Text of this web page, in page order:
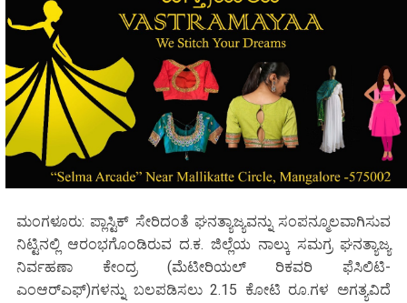
ಮಂಗಳೂರು: ಪ್ಲಾಸ್ಟಿಕ್ ಸೇರಿದಂತೆ ಘನತ್ಯಾಜ್ಯವನ್ನು ಸಂಪನ್ಮೂಲವಾಗಿಸುವ
ನಿಟ್ಟಿನಲ್ಲಿ ಆರಂಭಗೊಂಡಿರುವ ದ.ಕ. ಜಿಲ್ಲೆಯ ನಾಲ್ಕು ಸಮಗ್ರ ಘನತ್ಯಾಜ್ಯ
ನಿರ್ವಹಣಾ ಕೇಂದ್ರ (ಮೆಟೀರಿಯಲ್ ರಿಕವರಿ ಫೆಸಿಲಿಟಿ-
ಎಂಆರ್‌ಎಫ್)ಗಳನ್ನು ಬಲಪಡಿಸಲು 2.15 ಕೋಟಿ ರೂ.ಗಳ ಅಗತ್ಯವಿದೆ